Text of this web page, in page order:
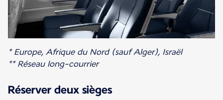
* Europe, Afrique du Nord (sauf Alger), Israël
** Réseau long-courrier
Réserver deux sièges